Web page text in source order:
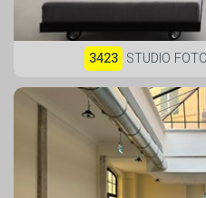
3423 STUDIO